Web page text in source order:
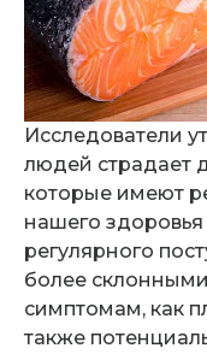
Исследователи
людей страдает
которые имеют
нашего здоровья
регулярного
более
симптомам, как
также